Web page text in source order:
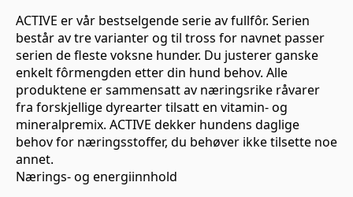
ACTIVE er vår bestselgende serie av fullfôr. Serien
består av tre varianter og til tross for navnet passer
serien de fleste voksne hunder. Du justerer ganske
enkelt fôrmengden etter din hund behov. Alle
produktene er sammensatt av næringsrike råvarer
fra forskjellige dyrearter tilsatt en vitamin- og
mineralpremix. ACTIVE dekker hundens daglige
behov for næringsstoffer, du behøver ikke tilsette noe
annet.
Nærings- og energiinnhold